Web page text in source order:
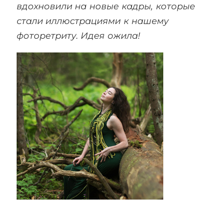
вдохновили на новые кадры, которые
стали иллюстрациями к нашему
фоторетриту. Идея ожила!